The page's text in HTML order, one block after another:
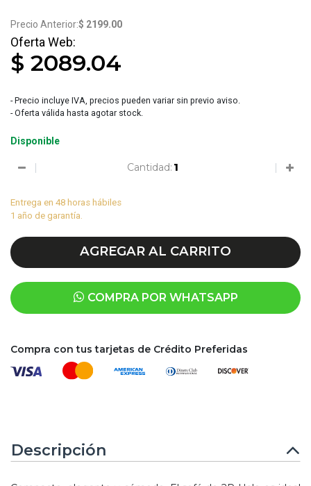
$ 2199.00
$ 2089.04
- Precio incluye IVA, precios pueden variar sin previo aviso.
- Oferta válida hasta agotar stock.
Disponible
Cantidad:
Entrega en 48 horas hábiles
1 año de garantía.
AGREGAR AL CARRITO
COMPRA POR WHATSAPP
Compra con tus tarjetas de Crédito Preferidas
Descripción